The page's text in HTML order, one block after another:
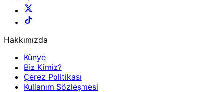
Hakkımızda
Künye
Biz Kimiz?
Çerez Politikası
Kullanım Sözleşmesi